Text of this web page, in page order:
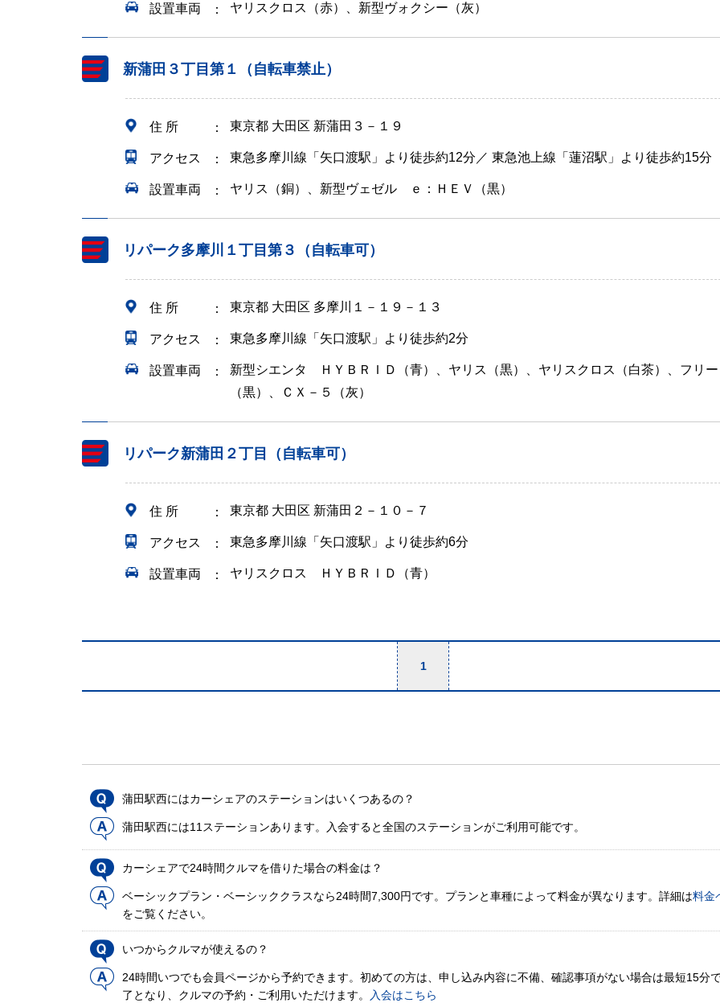
設置車両 ヤリスクロス（赤）、新型ヴォクシー（灰）
新蒲田３丁目第１（自転車禁止）
住 所 東京都 大田区 新蒲田３－１９
アクセス 東急多摩川線「矢口渡駅」より徒歩約12分／ 東急池上線「蓮沼駅」より徒歩約15分
設置車両 ヤリス（銅）、新型ヴェゼル ｅ：ＨＥＶ（黒）
リパーク多摩川１丁目第３（自転車可）
住 所 東京都 大田区 多摩川１－１９－１３
アクセス 東急多摩川線「矢口渡駅」より徒歩約2分
設置車両
新型シエンタ ＨＹＢＲＩＤ（青）、ヤリス（黒）、ヤリスクロス（白茶）、フリ
（黒）、ＣＸ－５（灰）
リパーク新蒲田２丁目（自転車可）
住 所 東京都 大田区 新蒲田２－１０－７
アクセス 東急多摩川線「矢口渡駅」より徒歩約6分
設置車両 ヤリスクロス ＨＹＢＲＩＤ（青）
1
蒲田駅西にはカーシェアのステーションはいくつあるの？
蒲田駅西には11ステーションあります。入会すると全国のステーションがご利用可能です。
カーシェアで24時間クルマを借りた場合の料金は？
ベーシックプラン・ベーシッククラスなら24時間7,300円です。プランと車種によって料金が異なります。詳細は料金
をご覧ください。
いつからクルマが使えるの？
24時間いつでも会員ページから予約できます。初めての方は、申し込み内容に不備、確認事項がない場合は最短15分
了となり、クルマの予約・ご利用いただけます。
入会はこちら